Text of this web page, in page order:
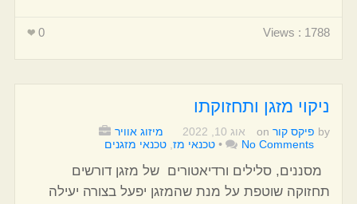
0 Views : 1788
ניקוי מזגן ותחזוקתו
by פיקס קור on אוג 10, 2022
מיזוג אוויר
No Comments
• טכנאי מז, טכנאי מזגנים
מסננים, סלילים ורדיאטורים של מזגן דורשים
תחזוקה שוטפת על מנת שהמזגן יפעל בצורה יעילה